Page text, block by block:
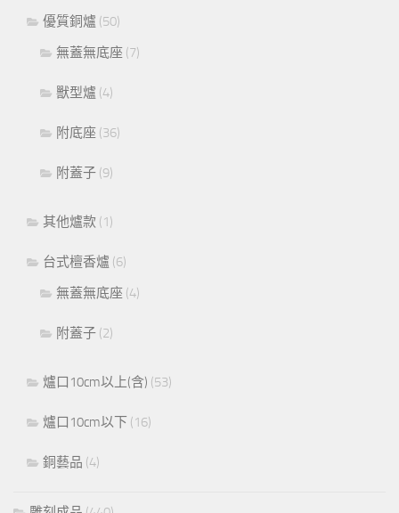
優質銅爐 (50)
無蓋無底座 (7)
獸型爐 (4)
附底座 (36)
附蓋子 (9)
其他爐款 (1)
台式檀香爐 (6)
無蓋無底座 (4)
附蓋子 (2)
爐口10cm以上(含) (53)
爐口10cm以下 (16)
銅藝品 (4)